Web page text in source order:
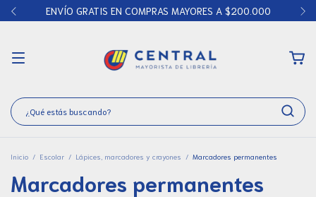
ENVÍO GRATIS EN COMPRAS MAYORES A $200.000
Inicio / Escolar / Lápices, marcadores y crayones / Marcadores permanentes
Marcadores permanentes